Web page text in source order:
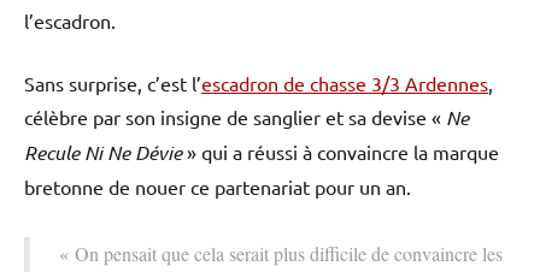
l’escadron.
Sans surprise, c’est l’escadron de chasse 3/3 Ardennes
célèbre par son insigne de sanglier et sa devise « Ne
Recule Ni Ne Dévie» qui a réussi à convaincre la marque
bretonne de nouer ce partenariat pour un an.
« On pensait que cela serait plus difficile de convaincre les